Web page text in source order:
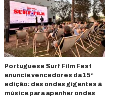
Portuguese Surf Film Fest
anuncia vencedores da 15ª
edição: das ondas gigantes à
música para apanhar ondas